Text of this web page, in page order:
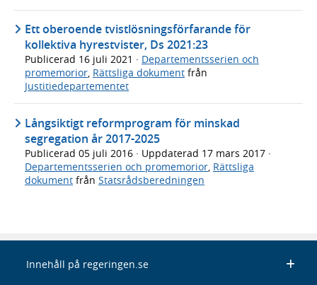
Ett oberoende tvistlösningsförfarande för
kollektiva hyrestvister, Ds 2021:23
Publicerad 16 juli 2021 · Departementsserien och
promemorior, Rättsliga dokument från
Justitiedepartementet
Långsiktigt reformprogram för minskad
segregation år 2017-2025
Publicerad 05 juli 2016 · Uppdaterad 17 mars 2017 ·
Departementsserien och promemorior Rättsliga
dokument från Statsrådsberedningen
Innehåll på regeringen.se